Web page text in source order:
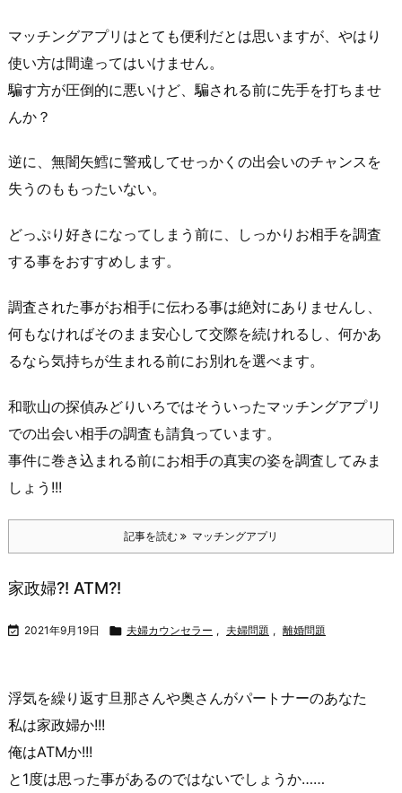
マッチングアプリはとても便利だとは思いますが、やはり
使い方は間違ってはいけません。
騙す方が圧倒的に悪いけど、騙される前に先手を打ちませ
んか？
逆に、無闇矢鱈に警戒してせっかくの出会いのチャンスを
失うのももったいない。
どっぷり好きになってしまう前に、しっかりお相手を調査
する事をおすすめします。
調査された事がお相手に伝わる事は絶対にありませんし、
何もなければそのまま安心して交際を続けれるし、何かあ
るなら気持ちが生まれる前にお別れを選べます。
和歌山の探偵みどりいろではそういったマッチングアプリ
での出会い相手の調査も請負っています。
事件に巻き込まれる前にお相手の真実の姿を調査してみま
しょう!!!
記事を読む マッチングアプリ
家政婦?! ATM?!
 2021年9月19日  夫婦カウンセラー , 夫婦問題 , 離婚問題
浮気を繰り返す旦那さんや奥さんがパートナーのあなた
私は家政婦か!!!
俺はATMか!!!
と1度は思った事があるのではないでしょうか……